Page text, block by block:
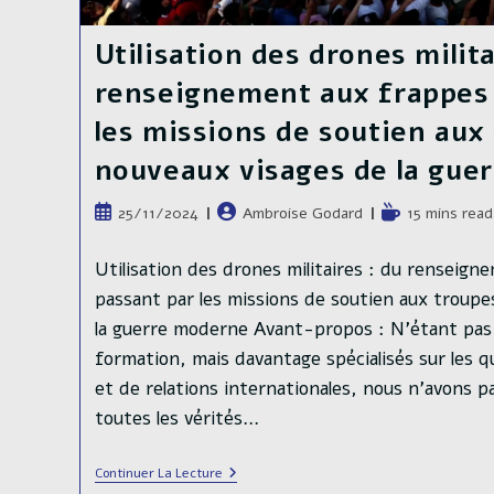
Utilisation des drones
renseignement aux
les missions de soutien
nouveaux visages de la
Publication
25/11/2024
Auteur/autrice
publication :
Ambroise Godard
Temps
lecture :
15 mins read
Utilisation des drones militaires : du
passant par les missions de soutien aux
la guerre moderne Avant-propos : N’étant
formation, mais davantage spécialisés sur les
et de relations internationales, nous n’avons
toutes les vérités…
Continuer La LectureUtilisation
Des